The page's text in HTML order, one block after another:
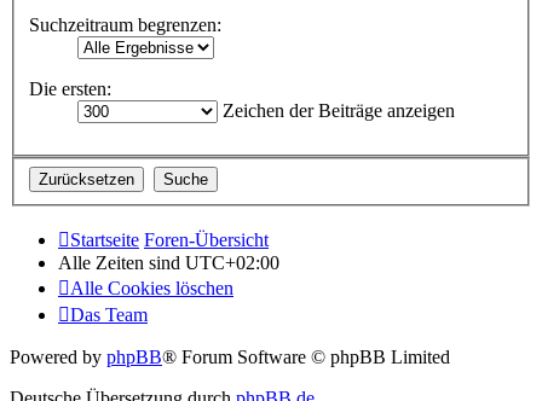
Suchzeitraum begrenzen:
Die ersten:
Zeichen der Beiträge anzeigen
Startseite Foren-Übersicht
Alle Zeiten sind UTC+02:00
Alle Cookies löschen
Das Team
Powered by phpBB® Forum Software © phpBB Limited